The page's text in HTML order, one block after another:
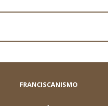
FRANCISCANISMO